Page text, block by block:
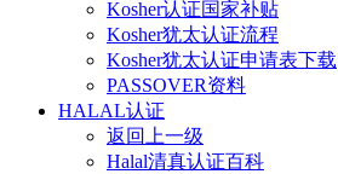
Kosher认证国家补贴
Kosher犹太认证流程
Kosher犹太认证申请表下载
PASSOVER资料
HALAL认证
返回上一级
Halal清真认证百科